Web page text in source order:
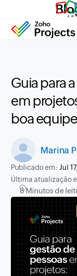
Guia para
em
boa equipe
Marina
Publicado em:Jul
Última atualização
8 Minutos de